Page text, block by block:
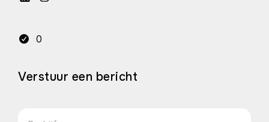
0
Verstuur een bericht